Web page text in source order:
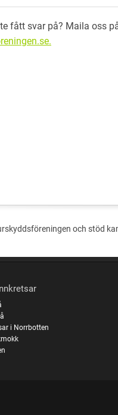
fått svar på? Maila oss
och stöd
i Norrbotten